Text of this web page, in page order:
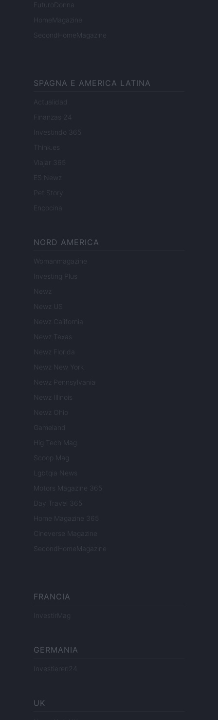
FuturoDonna
HomeMagazine
SecondHomeMagazine
SPAGNA E AMERICA LATINA
Actualidad
Finanzas 24
Investindo 365
Think.es
Viajar 365
ES Newz
Pet Story
Encocina
NORD AMERICA
Womanmagazine
Investing Plus
Newz
Newz US
Newz California
Newz Texas
Newz Florida
Newz New York
Newz Pennsylvania
Newz Illinois
Newz Ohio
Gameland
Hig Tech Mag
Scoop Mag
Lgbtqia News
Motors Magazine 365
Day Travel 365
Home Magazine 365
Cineverse Magazine
SecondHomeMagazine
FRANCIA
InvestirMag
GERMANIA
Investieren24
UK